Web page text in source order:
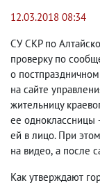
12.03.2018 08:34
СУ СКР по
проверку по
о
на сайте
жительницу
ее
ей в лицо. При
на видео, а после
Как утверждают